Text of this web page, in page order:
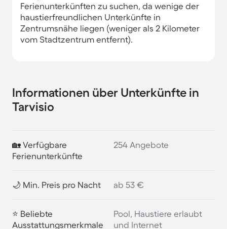
Ferienunterkünften zu suchen, da wenige der
haustierfreundlichen Unterkünfte in
Zentrumsnähe liegen (weniger als 2 Kilometer
vom Stadtzentrum entfernt).
Informationen über Unterkünfte in
Tarvisio
🏡 Verfügbare
Ferienunterkünfte
254 Angebote
🌙 Min. Preis pro Nacht ab 53 €
⭐ Beliebte
Ausstattungsmerkmale
Pool, Haustiere erlaubt
und Internet